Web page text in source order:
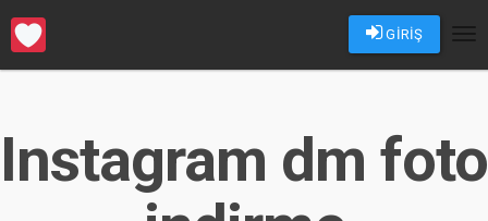
GİRİŞ
Instagram dm foto